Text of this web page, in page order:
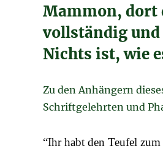
Mammon, dort
vollständig
Nichts ist, wie
Zu den Anhängern
Schriftgelehrten und
“Ihr habt den Teufel